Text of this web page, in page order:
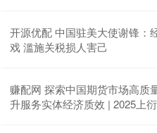
开源优配 中国驻美大使谢锋：
戏 滥施关税损人害己
赚配网 探索中国期货市场高质
升服务实体经济质效 | 2025上